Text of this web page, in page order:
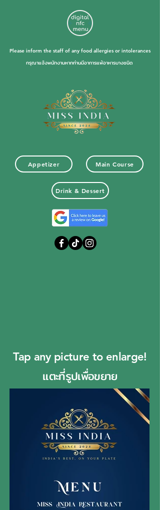
Please inform the staff of any food allergies or intolerances
กรุณาแจ้งพนักงานหากท่านมีอาการแพ้อาหารบางชนิด
Appetizer Main Course
Drink & Dessert
Tap any picture to enlarge!
แตะที่รูปเพื่อขยาย